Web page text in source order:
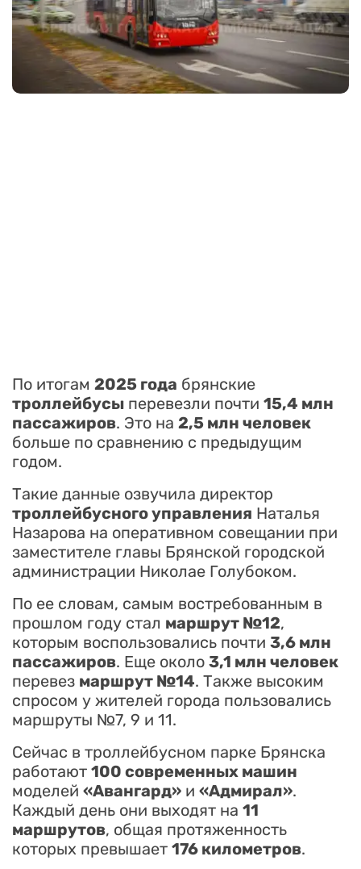
По итогам 2025 года брянские
троллейбусы перевезли почти 15,4 млн
пассажиров. Это на 2,5 млн человек
больше по сравнению с предыдущим
годом.
Такие данные озвучила директор
троллейбусного управления Наталья
Назарова на оперативном совещании при
заместителе главы Брянской городской
администрации Николае Голубоком.
По ее словам, самым востребованным в
прошлом году стал маршрут №12,
которым воспользовались почти 3,6 млн
пассажиров. Еще около 3,1 млн человек
перевез маршрут №14. Также высоким
спросом у жителей города пользовались
маршруты №7, 9 и 11.
Сейчас в троллейбусном парке Брянска
работают 100 современных машин
моделей «Авангард» и «Адмирал».
Каждый день они выходят на 11
маршрутов, общая протяженность
которых превышает 176 километров.